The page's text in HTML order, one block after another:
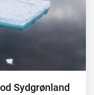
Sydgrønland